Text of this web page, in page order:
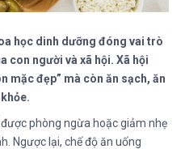
học dinh dưỡng đóng vai trò
con người và xã hội. Xã hội
mặc đẹp” mà còn ăn sạch, ăn
phòng ngừa hoặc giảm nhẹ
Ngược lại, chế độ ăn uống